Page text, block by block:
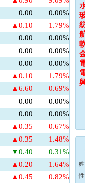
0.00
0.00%
▲0.10
1.79%
0.00
0.00%
0.00
0.00%
0.00
0.00%
▲0.10
1.79%
▲6.60
0.69%
0.00
0.00%
0.00
0.00%
▲0.35
0.67%
▲0.35
1.48%
▼0.40
0.31%
▲0.20
1.64%
▲0.45
0.82%